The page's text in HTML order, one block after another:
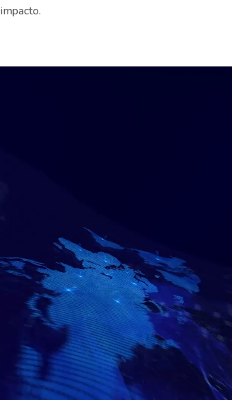
impacto.